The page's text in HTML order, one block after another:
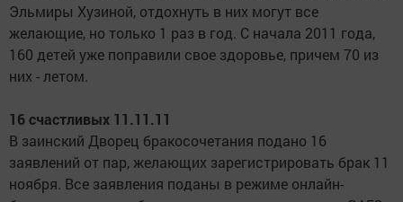
Эльмиры Хузиной, отдохнуть в них могут все
желающие, но только 1 раз в год. С начала 2011 года,
160 детей уже поправили свое здоровье, причем 70 из
них - летом.
16 счастливых 11.11.11
В заинский Дворец бракосочетания подано 16
заявлений от пар, желающих зарегистрировать брак 11
ноября. Все заявления поданы в режиме онлайн-